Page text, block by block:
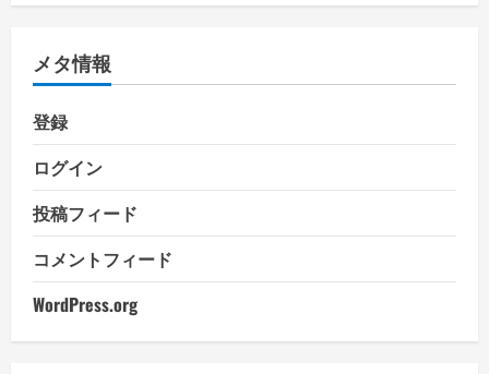
ー
メタ情報
登録
ログイン
投稿フィード
コメントフィード
WordPress.org